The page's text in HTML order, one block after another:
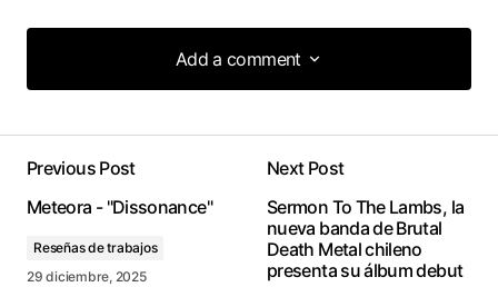
Add a comment
Add a comment
Previous Post
Meteora - "Dissonance"
Reseñas de trabajos
29 diciembre, 2025
Next Post
Sermon To The Lambs, la
nueva banda de Brutal
Death Metal chileno
presenta su álbum debut